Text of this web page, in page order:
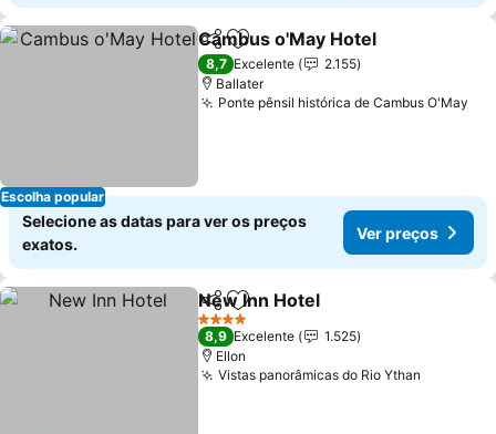
Escolha popular
PartilharAdicionar aos favoritos
Cambus o'May Hotel
8,7 Excelente
2.155
Ballater
Ponte pênsil histórica de Cambus O'May
Selecione as datas para ver os preços
exatos.
Ver preços
PartilharAdicionar aos favoritos
New Inn Hotel
4 Estrelas
8,9 Excelente
1.525
Ellon
Vistas panorâmicas do Rio Ythan